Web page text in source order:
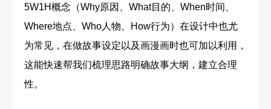
5W1H概念（Why原因、What目的、When时间、
Where地点、Who人物、How行为）在设计中也尤
为常见，在做故事设定以及画漫画时也可加以利用，
这能快速帮我们梳理思路明确故事大纲，建立合理
性。